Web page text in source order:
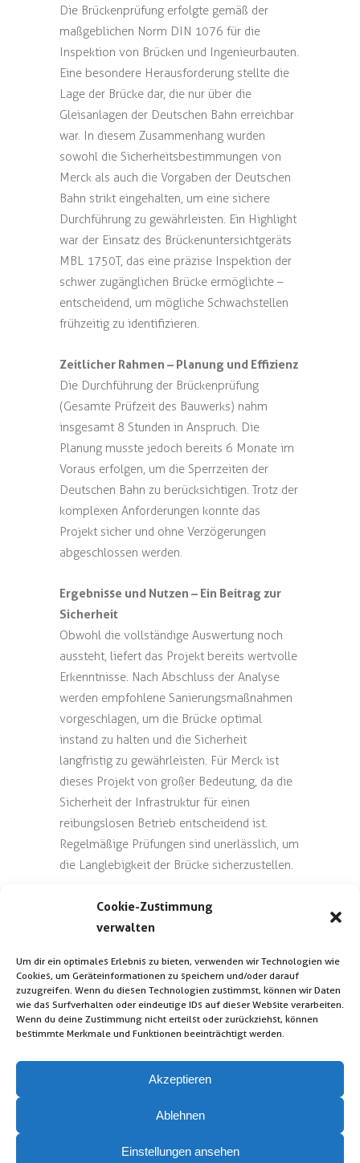
Cookie-Zustimmung
verwalten
Um dir ein optimales Erlebnis zu bieten, verwenden wir Technologien wie
Cookies, um Geräteinformationen zu speichern und/oder darauf
zuzugreifen. Wenn du diesen Technologien zustimmst, können wir Daten
wie das Surfverhalten oder eindeutige IDs auf dieser Website verarbeiten.
Wenn du deine Zustimmung nicht erteilst oder zurückziehst, können
bestimmte Merkmale und Funktionen beeinträchtigt werden.
Akzeptieren
Ablehnen
Einstellungen ansehen
Die Brückenprüfung erfolgte gemäß der
maßgeblichen Norm DIN 1076 für die
Inspektion von Brücken und Ingenieurbauten.
Eine besondere Herausforderung stellte die
Lage der Brücke dar, die nur über die
Gleisanlagen der Deutschen Bahn erreichbar
war. In diesem Zusammenhang wurden
sowohl die Sicherheitsbestimmungen von
Merck als auch die Vorgaben der Deutschen
Bahn strikt eingehalten, um eine sichere
Durchführung zu gewährleisten. Ein Highlight
war der Einsatz des Brückenuntersichtgeräts
MBL 1750T, das eine präzise Inspektion der
schwer zugänglichen Brücke ermöglichte –
entscheidend, um mögliche Schwachstellen
frühzeitig zu identifizieren.
Zeitlicher Rahmen – Planung und Effizienz
Die Durchführung der Brückenprüfung
(Gesamte Prüfzeit des Bauwerks) nahm
insgesamt 8 Stunden in Anspruch. Die
Planung musste jedoch bereits 6 Monate im
Voraus erfolgen, um die Sperrzeiten der
Deutschen Bahn zu berücksichtigen. Trotz der
komplexen Anforderungen konnte das
Projekt sicher und ohne Verzögerungen
abgeschlossen werden.
Ergebnisse und Nutzen – Ein Beitrag zur
Sicherheit
Obwohl die vollständige Auswertung noch
aussteht, liefert das Projekt bereits wertvolle
Erkenntnisse. Nach Abschluss der Analyse
werden empfohlene Sanierungsmaßnahmen
vorgeschlagen, um die Brücke optimal
instand zu halten und die Sicherheit
langfristig zu gewährleisten. Für Merck ist
dieses Projekt von großer Bedeutung, da die
Sicherheit der Infrastruktur für einen
reibungslosen Betrieb entscheidend ist.
Regelmäßige Prüfungen sind unerlässlich, um
die Langlebigkeit der Brücke sicherzustellen.
🤝 Partner:
Merck – The Vibrant Science & Technology
PROjekt REAL GmbH
WEMO-tec GmbH